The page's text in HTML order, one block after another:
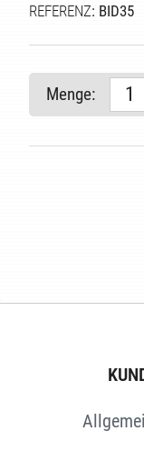
REFERENZ: BID35
Menge: